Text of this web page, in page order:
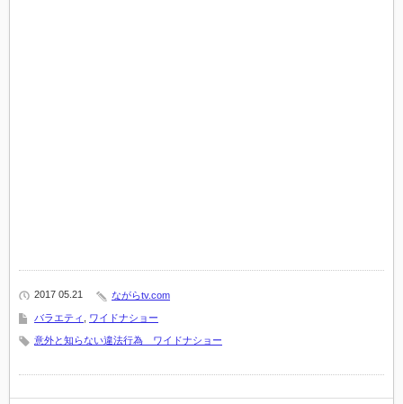
2017 05.21 ながらtv.com
バラエティ ワイドナショー
意外と知らない違法行為 ワイドナショー